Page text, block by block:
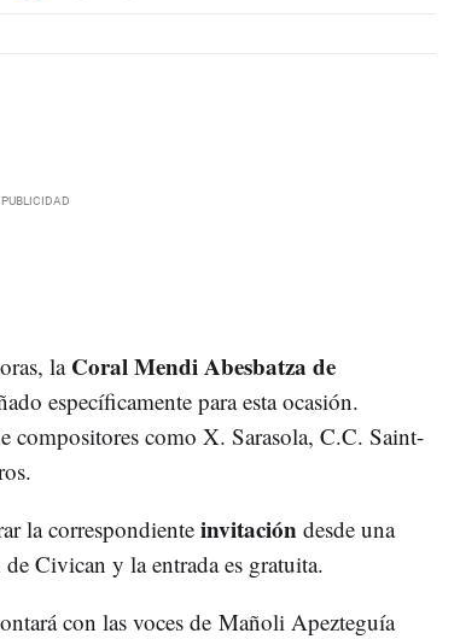
la Coral Mendi Abesbatza de
específicamente para esta ocasión.
compositores como X. Sarasola, C.C. Saint-
la correspondiente invitación desde una
Civican y la entrada es gratuita.
con las voces de Mañoli Apezteguía